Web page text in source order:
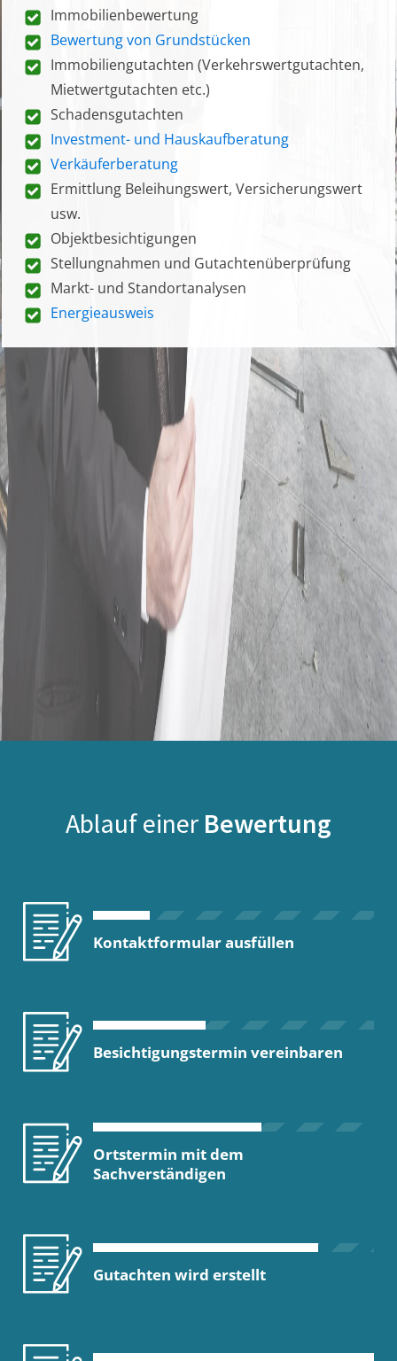
Immobilienbewertung
Bewertung von Grundstücken
Immobiliengutachten (Verkehrswertgutachten,
Mietwertgutachten etc.)
Schadensgutachten
Investment- und Hauskaufberatung
Verkäuferberatung
Ermittlung Beleihungswert, Versicherungswert
usw.
Objektbesichtigungen
Stellungnahmen und Gutachtenüberprüfung
Markt- und Standortanalysen
Energieausweis
Ablauf einer Bewertung
Kontaktformular ausfüllen
Besichtigungstermin vereinbaren
Ortstermin mit dem
Sachverständigen
Gutachten wird erstellt